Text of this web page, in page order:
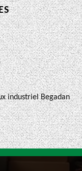
industriel Begadan